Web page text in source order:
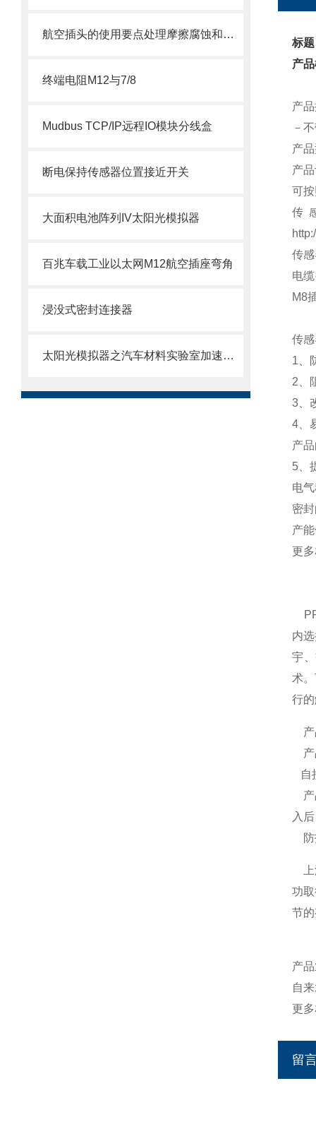
航空插头的使用要点处理摩擦腐蚀和电镀问题
终端电阻M12与7/8
Mudbus TCP/IP远程IO模块分线盒
断电保持传感器位置接近开关
大面积电池阵列IV太阳光模拟器
百兆车载工业以太网M12航空插座弯角
浸没式密封连接器
太阳光模拟器之汽车材料实验室加速暴露
标
产
产
－
产
产
可
传
传
电
M8
传
1
2
3
4
产
5
电
密
产
更
内
宇
术
行
产
产
自
产
入
防
上
功
节
产
自
更
留